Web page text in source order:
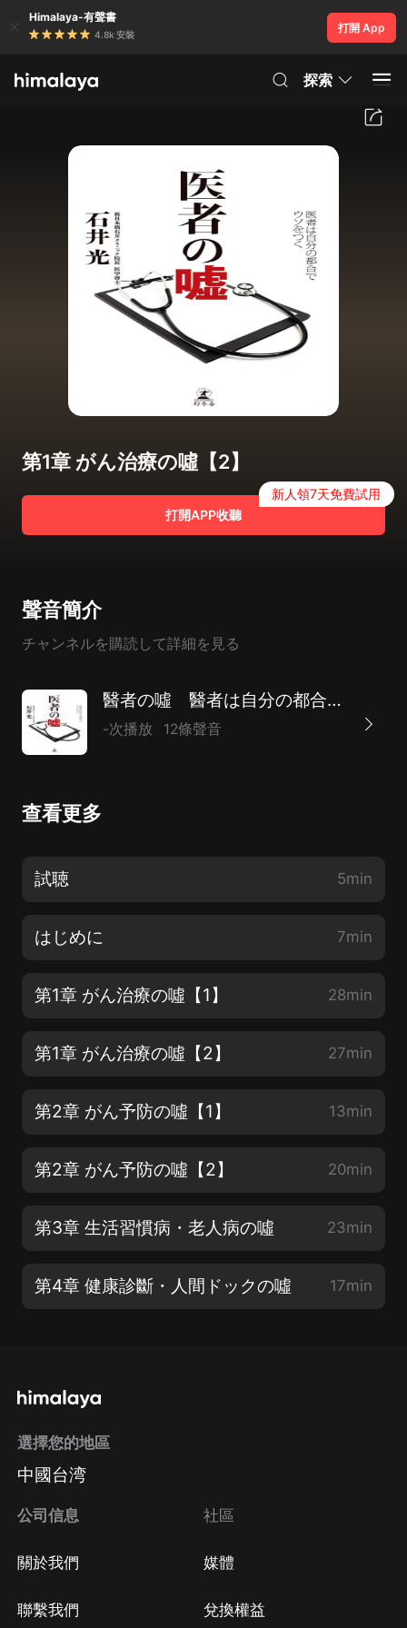
Himalaya-有聲書
4.8k 安裝
打開 App
探索
第1章 がん治療の噓【2】
打開APP收聽
新人領7天免費試用
聲音簡介
チャンネルを購読して詳細を見る
醫者の噓 醫者は自分の都合でウソをつく
-次播放 12條聲音
查看更多
試聴 5min
はじめに 7min
第1章 がん治療の噓【1】 28min
第1章 がん治療の噓【2】 27min
第2章 がん予防の噓【1】 13min
第2章 がん予防の噓【2】 20min
第3章 生活習慣病・老人病の噓 23min
第4章 健康診斷・人間ドックの噓 17min
選擇您的地區
中國台湾
公司信息
關於我們
聯繫我們
社區
媒體
兌換權益